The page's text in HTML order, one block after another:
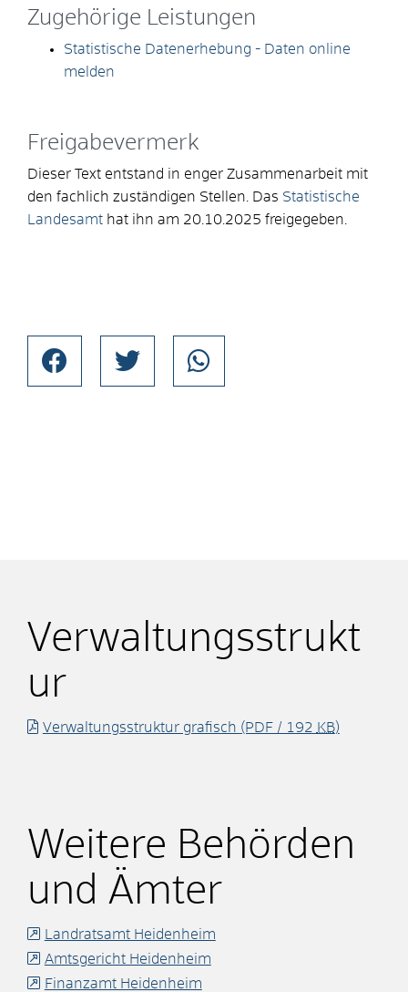
Zugehörige Leistungen
Statistische Datenerhebung - Daten online
melden
Freigabevermerk
Dieser Text entstand in enger Zusammenarbeit mit
den fachlich zuständigen Stellen. Das Statistische
Landesamt hat ihn am 20.10.2025 freigegeben.
Verwaltungsstrukt
ur
Verwaltungsstruktur grafisch (PDF / 192 KB)
Weitere Behörden
und Ämter
Landratsamt Heidenheim
Amtsgericht Heidenheim
Finanzamt Heidenheim